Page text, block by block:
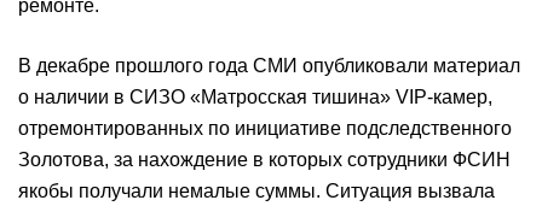
ремонте.
В декабре прошлого года СМИ опубликовали материал
о наличии в СИЗО «Матросская тишина» VIP-камер,
отремонтированных по инициативе подследственного
Золотова, за нахождение в которых сотрудники ФСИН
якобы получали немалые суммы. Ситуация вызвала